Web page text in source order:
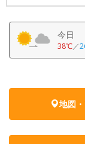
今日
38℃／
地図